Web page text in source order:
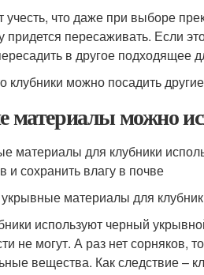
учесть, что даже при выборе
придется пересаживать. Если
в другое подходящее
клубники можно посадить
материалы можно
материалы для клубники
и сохранить влагу в почве
материалы для
используют черный
не могут. А раз нет сорняков,
вещества. Как следствие –